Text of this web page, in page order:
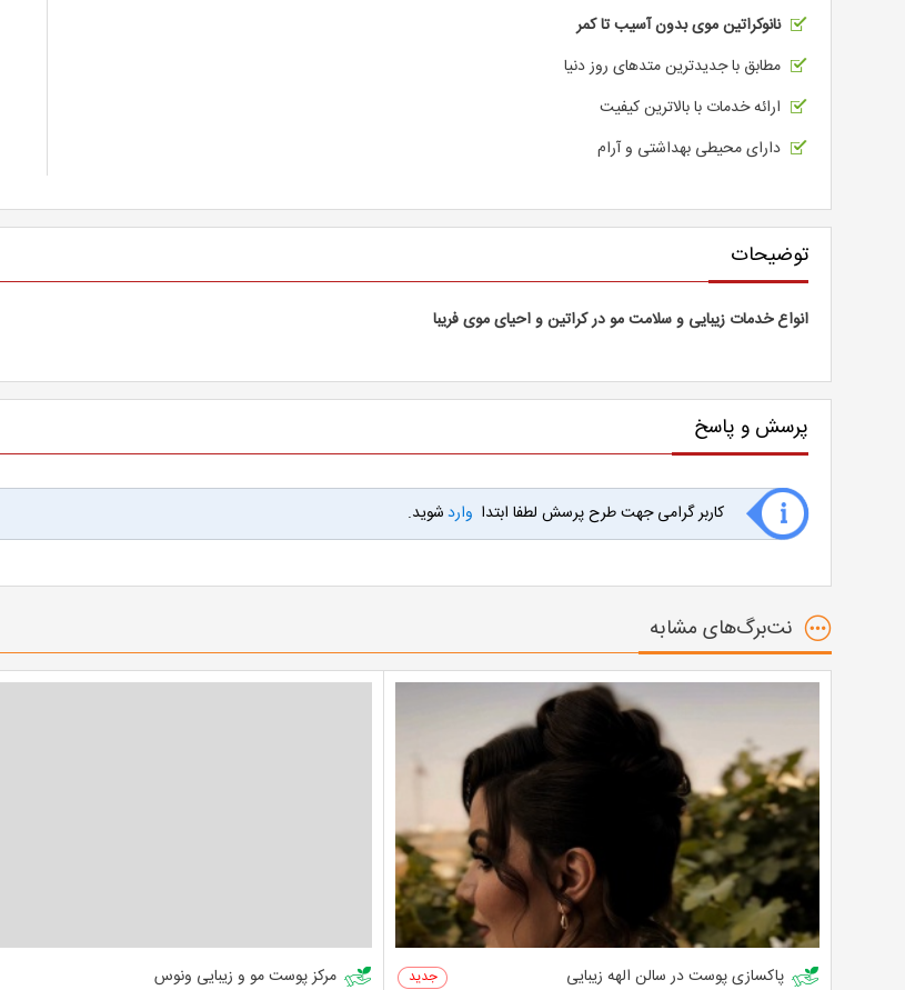
نانوکراتین موی بدون آسیب تا کمر
مطابق با جدیدترین متدهای روز دنیا
ارائه خدمات با بالاترین کیفیت
دارای محیطی بهداشتی و آرام
توضیحات
انواع خدمات زیبایی و سلامت مو در کراتین و احیای موی فریبا
پرسش و پاسخ
کاربر گرامی جهت طرح پرسش لطفا ابتدا واردشوید.
نت‌برگ‌های مشابه
پاکسازی پوست در سالن الهه زیبایی مرکز پوست مو و زیبایی ونوس